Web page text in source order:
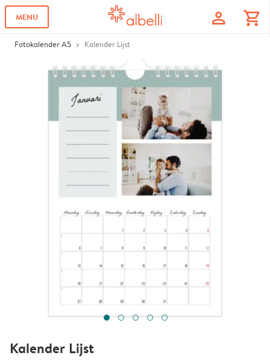
MENU profile shopping_cart
Fotokalender A5 Kalender Lijst
Kalender Lijst